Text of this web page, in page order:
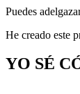
Puedes
He creado este
YO SÉ